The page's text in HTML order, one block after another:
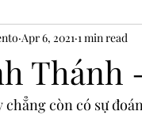
Thánh -
Apr 6, 2021 1 min read
chẳng còn có sự